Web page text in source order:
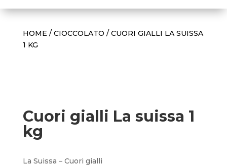
HOME / CIOCCOLATO / CUORI GIALLI LA SUISSA
1 KG
Cuori gialli La suissa 1
kg
La Suissa – Cuori gialli